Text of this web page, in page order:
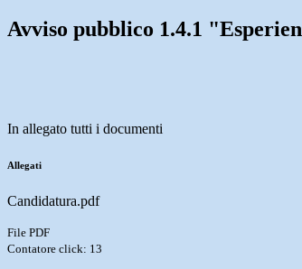
Avviso pubblico 1.4.1
In allegato tutti i documenti
Allegati
Candidatura.pdf
File PDF
Contatore click: 13